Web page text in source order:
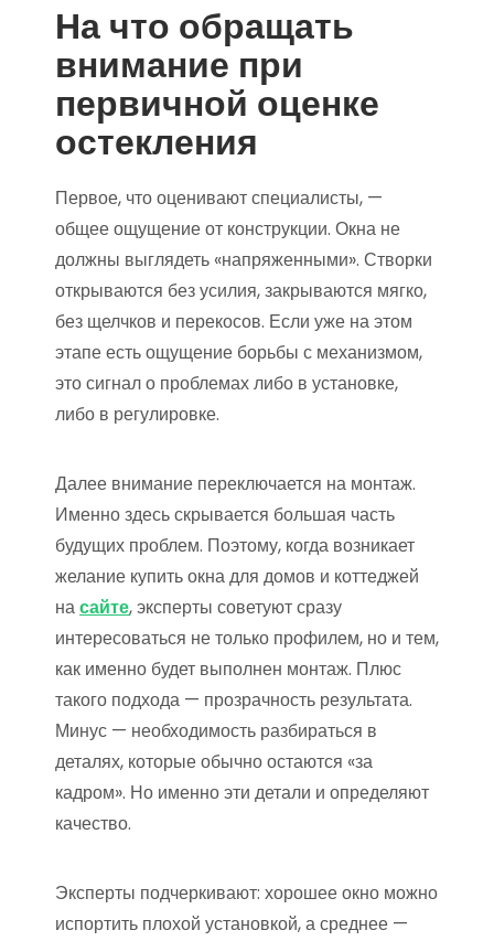
На что обращать
внимание при
первичной оценке
остекления
Первое, что оценивают специалисты, —
общее ощущение от конструкции. Окна не
должны выглядеть «напряженными». Створки
открываются без усилия, закрываются мягко,
без щелчков и перекосов. Если уже на этом
этапе есть ощущение борьбы с механизмом,
это сигнал о проблемах либо в установке,
либо в регулировке.
Далее внимание переключается на монтаж.
Именно здесь скрывается большая часть
будущих проблем. Поэтому, когда возникает
желание купить окна для домов и коттеджей
насайте, эксперты советуют сразу
интересоваться не только профилем, но и тем,
как именно будет выполнен монтаж. Плюс
такого подхода — прозрачность результата.
Минус — необходимость разбираться в
деталях, которые обычно остаются «за
кадром». Но именно эти детали и определяют
качество.
Эксперты подчеркивают: хорошее окно можно
испортить плохой установкой, а среднее —